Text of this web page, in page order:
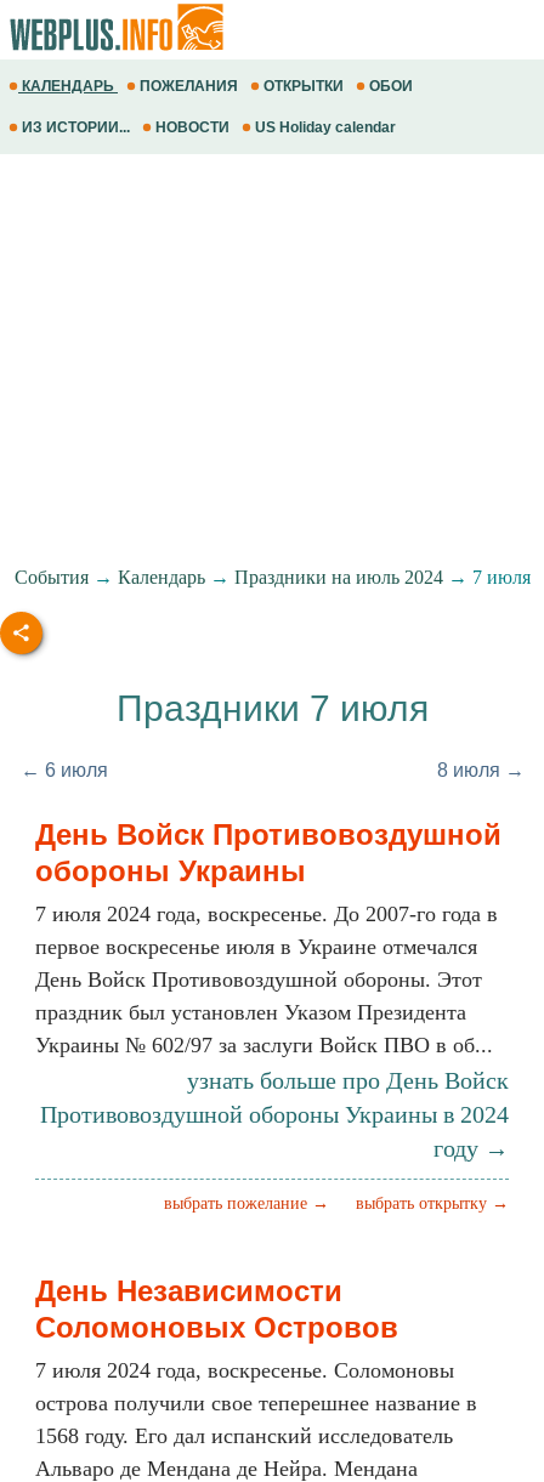
КАЛЕНДАРЬ ПОЖЕЛАНИЯ ОТКРЫТКИ ОБОИ
ИЗ ИСТОРИИ... НОВОСТИ US Holiday calendar
События→ Календарь→ Праздники на июль 2024→ 7 июля
Праздники 7 июля
← 6 июля 8 июля →
День Войск Противовоздушной
обороны Украины
7 июля 2024 года, воскресенье. До 2007-го года в
первое воскресенье июля в Украине отмечался
День Войск Противовоздушной обороны. Этот
праздник был установлен Указом Президента
Украины № 602/97 за заслуги Войск ПВО в об...
узнать больше про День Войск
Противовоздушной обороны Украины в 2024
году →
выбрать открытку →
выбрать пожелание →
День Независимости
Соломоновых Островов
7 июля 2024 года, воскресенье. Соломоновы
острова получили свое теперешнее название в
1568 году. Его дал испанский исследователь
Альваро де Мендана де Нейра. Мендана